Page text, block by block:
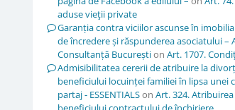
aduse vieţii private
Garanția contra viciilor ascunse în
de încredere și răspunderea asociatului –
Consultanță Bucureștion Art. 1707.
Admisibilitatea cererii de atribuire la
beneficiului locuinței familiei în lipsa unei
partaj - ESSENTIALSon Art. 324. Atribuirea